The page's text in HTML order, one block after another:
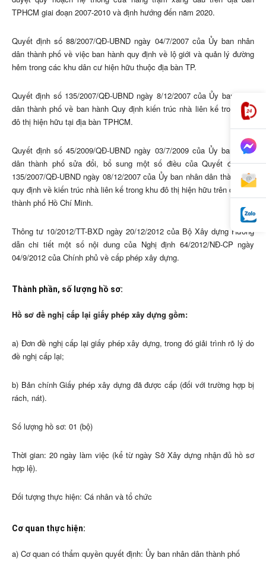
TPHCM giai đoạn 2007-2010 và định hướng đến năm 2020.
Quyết định số 88/2007/QĐ-UBND ngày 04/7/2007 của Ủy ban nhân
dân thành phố về việc ban hành quy định về lộ giới và quản lý đường
hẻm trong các khu dân cư hiện hữu thuộc địa bàn TP.
Quyết định số 135/2007/QĐ-UBND ngày 8/12/2007 của Ủy ban nhân
dân thành phố về ban hành Quy định kiến trúc nhà liên kế trong khu
đô thị hiện hữu tại địa bàn TPHCM.
Quyết định số 45/2009/QĐ-UBND ngày 03/7/2009 của Ủy ban nhân
dân thành phố sửa đổi, bổ sung một số điều của Quyết định số
135/2007/QĐ-UBND ngày 08/12/2007 của Ủy ban nhân dân thành phố
quy định về kiến trúc nhà liên kế trong khu đô thị hiện hữu trên địa bàn
thành phố Hồ Chí Minh.
Thông tư 10/2012/TT-BXD ngày 20/12/2012 của Bộ Xây dựng Hướng
dẫn chi tiết một số nội dung của Nghị định 64/2012/NĐ-CP ngày
04/9/2012 của Chính phủ về cấp phép xây dựng.
Thành phần, số lượng hồ sơ:
Hồ sơ đề nghị cấp lại giấy phép xây dựng gồm:
a) Đơn đề nghị cấp lại giấy phép xây dựng, trong đó giải trình rõ lý do
đề nghị cấp lại;
b) Bản chính Giấy phép xây dựng đã được cấp (đối với trường hợp bị
rách, nát).
Số lượng hồ sơ: 01 (bộ)
Thời gian: 20 ngày làm việc (kể từ ngày Sở Xây dựng nhận đủ hồ sơ
hợp lệ).
Đối tượng thực hiện: Cá nhân và tổ chức
Cơ quan thực hiện:
a) Cơ quan có thẩm quyền quyết định: Ủy ban nhân dân thành phố